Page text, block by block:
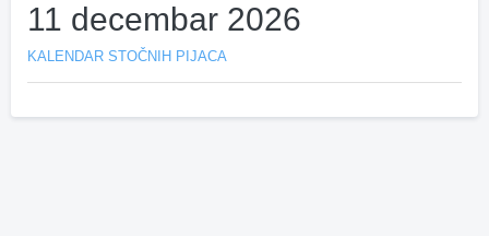
11 decembar 2026
KALENDAR STOČNIH PIJACA